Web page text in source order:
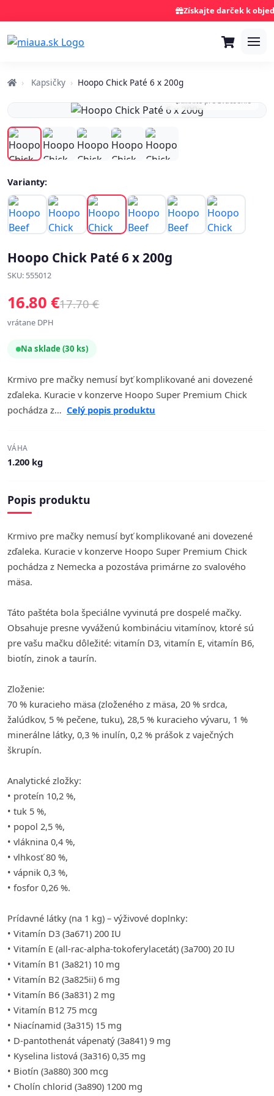
Získajte darček k
Kapsičky Hoopo Chick Paté 6 x 200g
Kliknite pre zväčšenie
Varianty:
Hoopo Chick Paté 6 x 200g
SKU: 555012
16.80 €17.70 €
vrátane DPH
Na sklade (30 ks)
Krmivo pre mačky nemusí byť komplikované ani dovezené
zďaleka. Kuracie v konzerve Hoopo Super Premium Chick
pochádza z… Celý popis produktu
VÁHA
1.200 kg
Popis produktu
Krmivo pre mačky nemusí byť komplikované ani dovezené
zďaleka. Kuracie v konzerve Hoopo Super Premium Chick
pochádza z Nemecka a pozostáva primárne zo svalového
mäsa.
Táto paštéta bola špeciálne vyvinutá pre dospelé mačky.
Obsahuje presne vyváženú kombináciu vitamínov, ktoré sú
pre vašu mačku dôležité: vitamín D3, vitamín E, vitamín B6,
biotín, zinok a taurín.
Zloženie:
70 % kuracieho mäsa (zloženého z mäsa, 20 % srdca,
žalúdkov, 5 % pečene, tuku), 28,5 % kuracieho vývaru, 1 %
minerálne látky, 0,3 % inulín, 0,2 % prášok z vaječných
škrupín.
Analytické zložky:
• proteín 10,2 %,
• tuk 5 %,
• popol 2,5 %,
• vláknina 0,4 %,
• vlhkosť 80 %,
• vápnik 0,3 %,
• fosfor 0,26 %.
Prídavné látky (na 1 kg) – výživové doplnky:
• Vitamín D3 (3a671) 200 IU
• Vitamín E (all-rac-alpha-tokoferylacetát) (3a700) 20 IU
• Vitamín B1 (3a821) 10 mg
• Vitamín B2 (3a825ii) 6 mg
• Vitamín B6 (3a831) 2 mg
• Vitamín B12 75 mcg
• Niacínamid (3a315) 15 mg
• D-pantothenát vápenatý (3a841) 9 mg
• Kyselina listová (3a316) 0,35 mg
• Biotín (3a880) 300 mcg
• Cholín chlorid (3a890) 1200 mg